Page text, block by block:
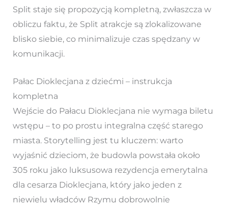
Split staje się propozycją kompletną, zwłaszcza w
obliczu faktu, że Split atrakcje są zlokalizowane
blisko siebie, co minimalizuje czas spędzany w
komunikacji.
Pałac Dioklecjana z dziećmi – instrukcja
kompletna
Wejście do Pałacu Dioklecjana nie wymaga biletu
wstępu – to po prostu integralna część starego
miasta. Storytelling jest tu kluczem: warto
wyjaśnić dzieciom, że budowla powstała około
305 roku jako luksusowa rezydencja emerytalna
dla cesarza Dioklecjana, który jako jeden z
niewielu władców Rzymu dobrowolnie